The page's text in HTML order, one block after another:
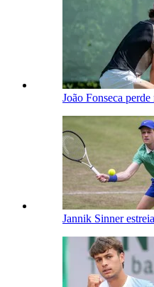
João Fonseca
Jannik Sinner